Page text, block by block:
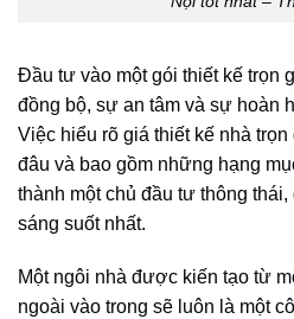
Đầu tư vào một gói thiết kế trọn
đồng bộ, sự an tâm và sự hoàn
Việc hiểu rõ giá thiết kế nhà
đâu và bao gồm những hạng
thành một chủ đầu tư thông
sáng suốt nhất.
Một ngôi nhà được kiến tạo từ
ngoài vào trong sẽ luôn là một